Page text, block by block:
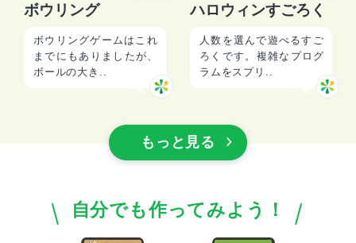
ボウリング
ボウリングゲームはこれ
までにもありましたが、
ボールの大き..
ハロウィンすごろく
人数を選んで遊べるすご
ろくです。複雑なプログ
ラムをスプリ..
もっと見る
自分でも作ってみよう！